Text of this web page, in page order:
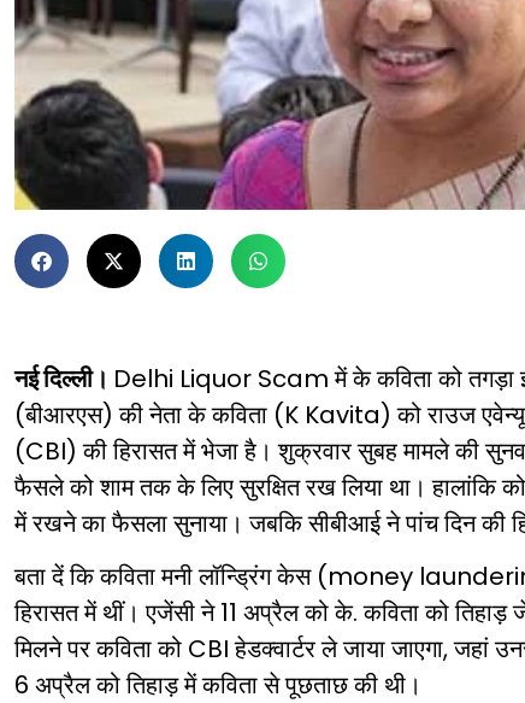
नई दिल्ली। Delhi Liquor Scam में के कविता को तगड़ा
(बीआरएस) की नेता के कविता (K Kavita) को राउज
(CBI) की हिरासत में भेजा है। शुक्रवार सुबह मामले की
फैसले को शाम तक के लिए सुरक्षित रख लिया था। हालांकि
में रखने का फैसला सुनाया। जबकि सीबीआई ने पांच दिन की
बता दें कि कविता मनी लॉन्ड्रिंग केस (money
हिरासत में थीं। एजेंसी ने 11 अप्रैल को के. कविता को तिहाड़
मिलने पर कविता को CBI हेडक्वार्टर ले जाया जाएगा,
6 अप्रैल को तिहाड़ में कविता से पूछताछ की थी।